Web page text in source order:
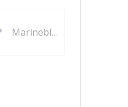
Marineblauw